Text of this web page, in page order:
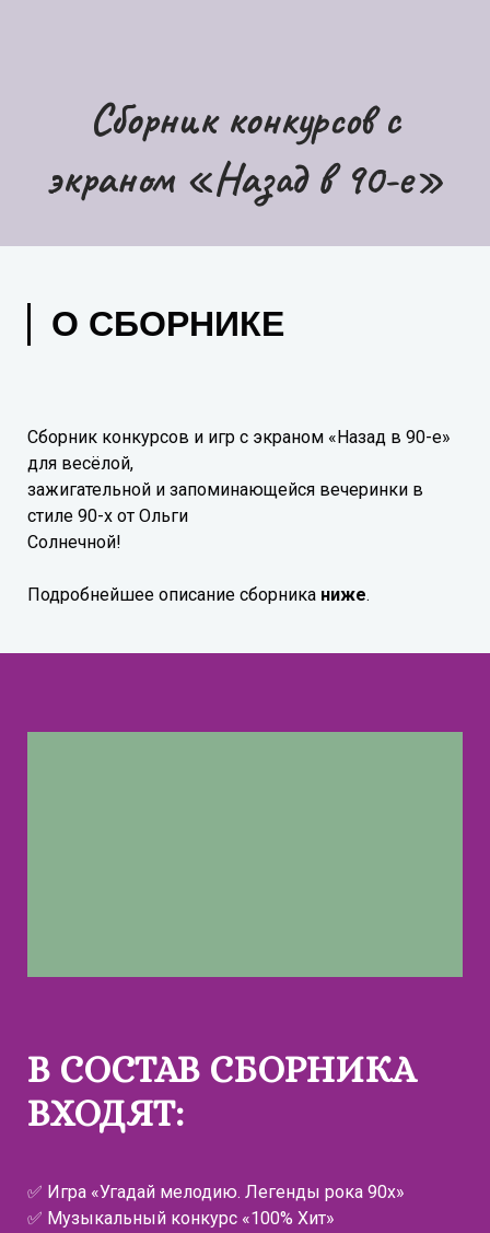
Сборник конкурсов с
экраном «Назад в 90-е»
О СБОРНИКЕ
Сборник конкурсов и игр с экраном «Назад в 90-е»
для весёлой,
зажигательной и запоминающейся вечеринки в
стиле 90-х от Ольги
Солнечной!
Подробнейшее описание сборника ниже.
В СОСТАВ СБОРНИКА
ВХОДЯТ:
✅ Игра «Угадай мелодию. Легенды рока 90х»
✅ Музыкальный конкурс «100% Хит»